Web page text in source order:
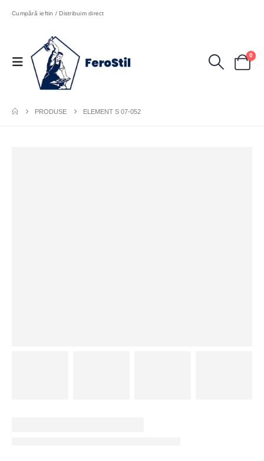
Cumpără ieftin / Distribuim direct
0
PRODUSE ELEMENT S 07-052